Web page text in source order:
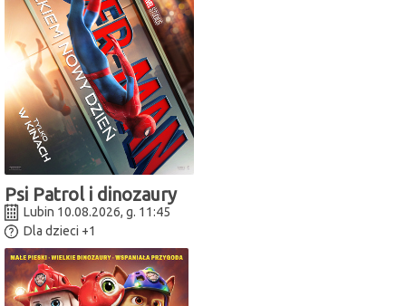
Psi Patrol i dinozaury
Lubin 10.08.2026, g. 11:45
Dla dzieci +1